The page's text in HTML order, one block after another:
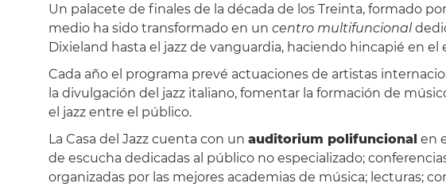
Un palacete de finales de la década de los Treinta, formado
medio ha sido transformado en un centro multifuncional
Dixieland hasta el jazz de vanguardia, haciendo hincapié en el
Cada año el programa prevé actuaciones de artistas
la divulgación del jazz italiano, fomentar la formación de
el jazz entre el público.
La Casa del Jazz cuenta con un auditorium polifuncional en
de escucha dedicadas al público no especializado;
organizadas por las mejores academias de música; lecturas;